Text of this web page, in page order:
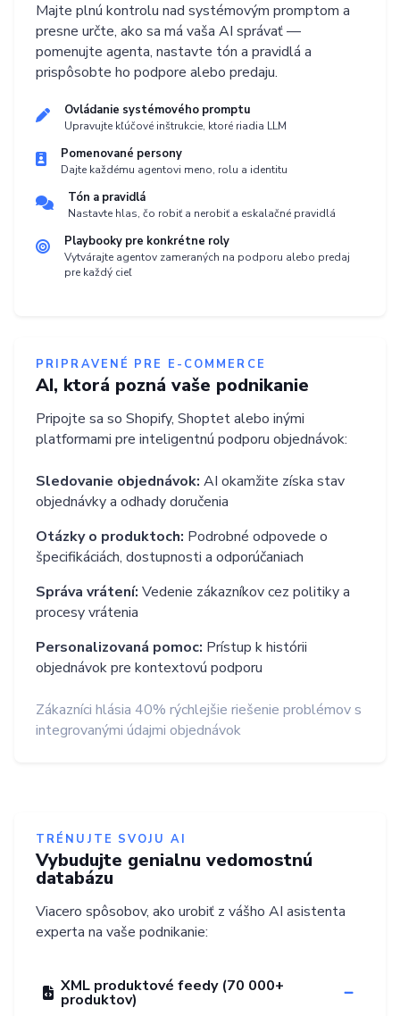
Majte plnú kontrolu nad systémovým promptom a
presne určte, ako sa má vaša AI správať —
pomenujte agenta, nastavte tón a pravidlá a
prispôsobte ho podpore alebo predaju.
Ovládanie systémového promptu
Upravujte kľúčové inštrukcie, ktoré riadia LLM
Pomenované persony
Dajte každému agentovi meno, rolu a identitu
Tón a pravidlá
Nastavte hlas, čo robiť a nerobiť a eskalačné pravidlá
Playbooky pre konkrétne roly
Vytvárajte agentov zameraných na podporu alebo predaj
pre každý cieľ
PRIPRAVENÉ PRE E-COMMERCE
AI, ktorá pozná vaše podnikanie
Pripojte sa so Shopify, Shoptet alebo inými
platformami pre inteligentnú podporu objednávok:
Sledovanie objednávok: AI okamžite získa stav
objednávky a odhady doručenia
Otázky o produktoch: Podrobné odpovede o
špecifikáciách, dostupnosti a odporúčaniach
Správa vrátení: Vedenie zákazníkov cez politiky a
procesy vrátenia
Personalizovaná pomoc: Prístup k histórii
objednávok pre kontextovú podporu
Zákazníci hlásia 40% rýchlejšie riešenie problémov s
integrovanými údajmi objednávok
TRÉNUJTE SVOJU AI
Vybudujte genialnu vedomostnú
databázu
Viacero spôsobov, ako urobiť z vášho AI asistenta
experta na vaše podnikanie:
XML produktové feedy (70 000+
produktov)